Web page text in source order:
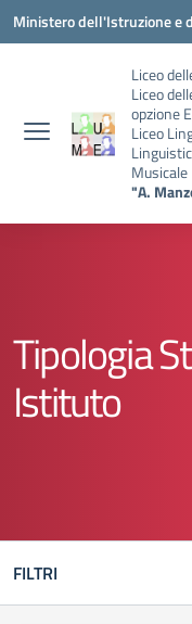
Vai ai contenuti
Vai al menu di navigazione
Vai al footer
Ministero dell'Istruzione e
Liceo
Liceo
opzione
Liceo
Musicale
"A.
Tipologia
Istituto
FILTRI